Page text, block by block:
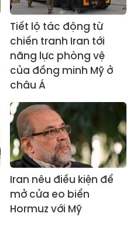
Tiết lộ tác động từ
chiến tranh Iran tới
năng lực phòng vệ
của đồng minh Mỹ ở
châu Á
Iran nêu điều kiện để
mở cửa eo biển
Hormuz với Mỹ